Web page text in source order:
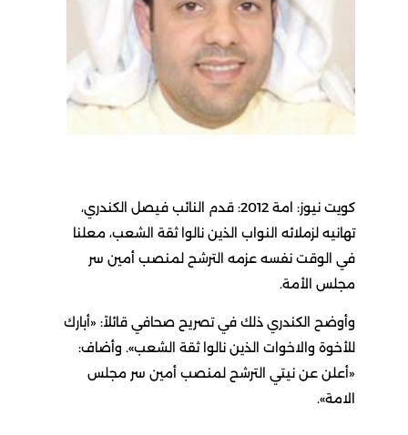
كويت نيوز: امة 2012: قدم النائب فيصل الكندري،
تهانيه لزملائه النواب الذين نالوا ثقة الشعب، معلنا
في الوقت نفسه عزمه الترشح لمنصب أمين سر
مجلس الأمة.
وأوضح الكندري ذلك في تصريح صحافي قائلاً: «أبارك
للأخوة والاخوات الذين نالوا ثقة الشعب». وأضاف:
«أعلن عن نيتي الترشح لمنصب أمين سر مجلس
الامة».